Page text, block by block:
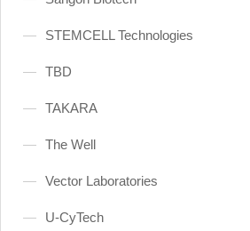
STEMCELL Technologies
TBD
TAKARA
The Well
Vector Laboratories
U-CyTech